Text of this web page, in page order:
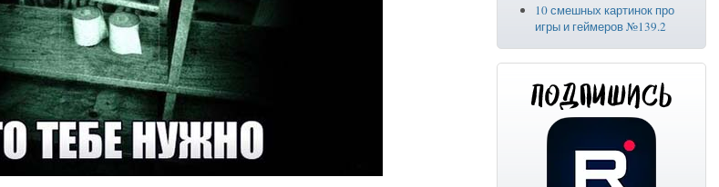
10 смешных картинок про
игры и геймеров №139.2